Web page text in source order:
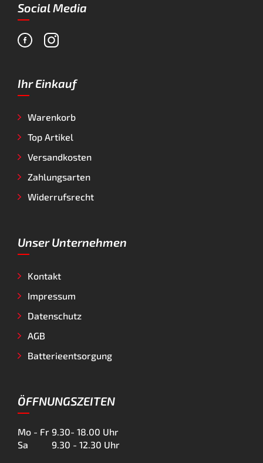
Social Media
Ihr Einkauf
Warenkorb
Top Artikel
Versandkosten
Zahlungsarten
Widerrufsrecht
Unser Unternehmen
Kontakt
Impressum
Datenschutz
AGB
Batterieentsorgung
ÖFFNUNGSZEITEN
Mo - Fr 9.30- 18.00 Uhr
Sa
9.30 - 12.30 Uhr